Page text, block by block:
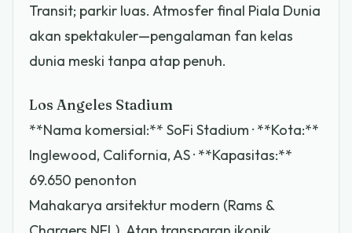
Transit; parkir luas. Atmosfer final Piala Dunia
akan spektakuler—pengalaman fan kelas
dunia meski tanpa atap penuh.
Los Angeles Stadium
**Nama komersial:** SoFi Stadium · **Kota:**
Inglewood, California, AS · **Kapasitas:**
69.650 penonton
Mahakarya arsitektur modern (Rams &